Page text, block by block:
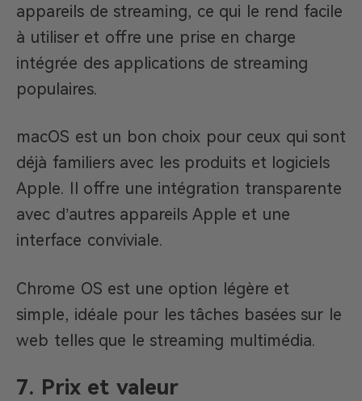
appareils de streaming, ce qui le rend facile
à utiliser et offre une prise en charge
intégrée des applications de streaming
populaires.
macOS est un bon choix pour ceux qui sont
déjà familiers avec les produits et logiciels
Apple. Il offre une intégration transparente
avec d’autres appareils Apple et une
interface conviviale.
Chrome OS est une option légère et
simple, idéale pour les tâches basées sur le
web telles que le streaming multimédia.
7. Prix et valeur